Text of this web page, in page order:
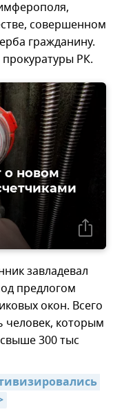
совершенном
гражданину.
РК.
новом
завладевал
предлогом
окон. Всего
человек, которым
300 тыс